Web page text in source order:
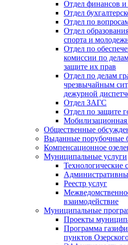
Отдел финансов
Отдел
Отдел по
Отдел
спорта и
Отдел по
комиссии по
защите их прав
Отдел по делам
чрезвычайным
дежурной
Отдел ЗАГС
Отдел по защите
Мобилизационная
Общественные
Выданные порубочные
Компенсационное
Муниципальные услуги
Технологические
Реестр услуг
взаимодействие
Муниципальные
Проекты
Программа
пунктов